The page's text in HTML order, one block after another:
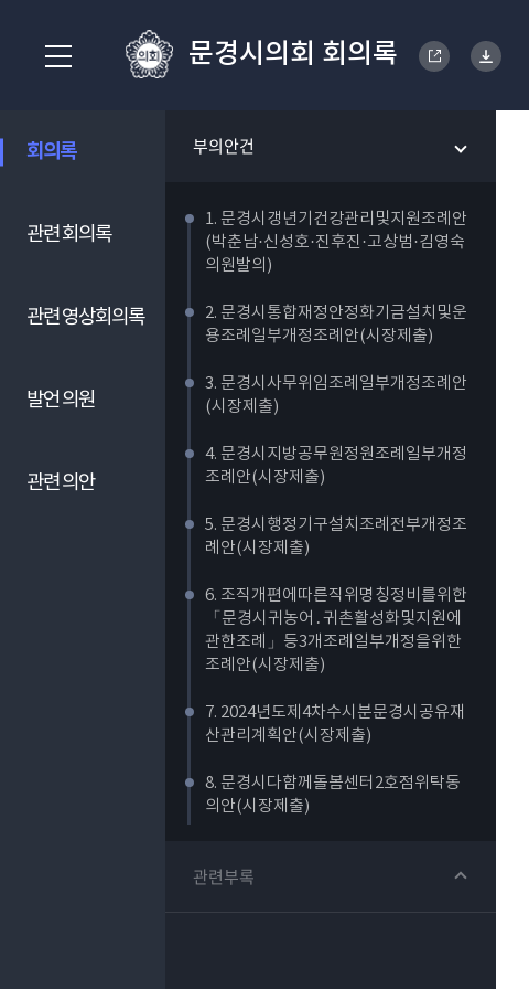
문경시의회 회의록
회의록 부의안건
1. 문경시갱년기건강관리및지원조례안
(박춘남·신성호·진후진·고상범·김영숙
의원발의)
2. 문경시통합재정안정화기금설치및운
용조례일부개정조례안(시장제출)
3. 문경시사무위임조례일부개정조례안
(시장제출)
4. 문경시지방공무원정원조례일부개정
조례안(시장제출)
5. 문경시행정기구설치조례전부개정조
례안(시장제출)
6. 조직개편에따른직위명칭정비를위한
「문경시귀농어․귀촌활성화및지원에
관한조례」등3개조례일부개정을위한
조례안(시장제출)
7. 2024년도제4차수시분문경시공유재
산관리계획안(시장제출)
8. 문경시다함께돌봄센터2호점위탁동
의안(시장제출)
고서작성의건(시장제출)
관련부록
관련 회의록
관련 영상회의록
발언 의원
관련 의안